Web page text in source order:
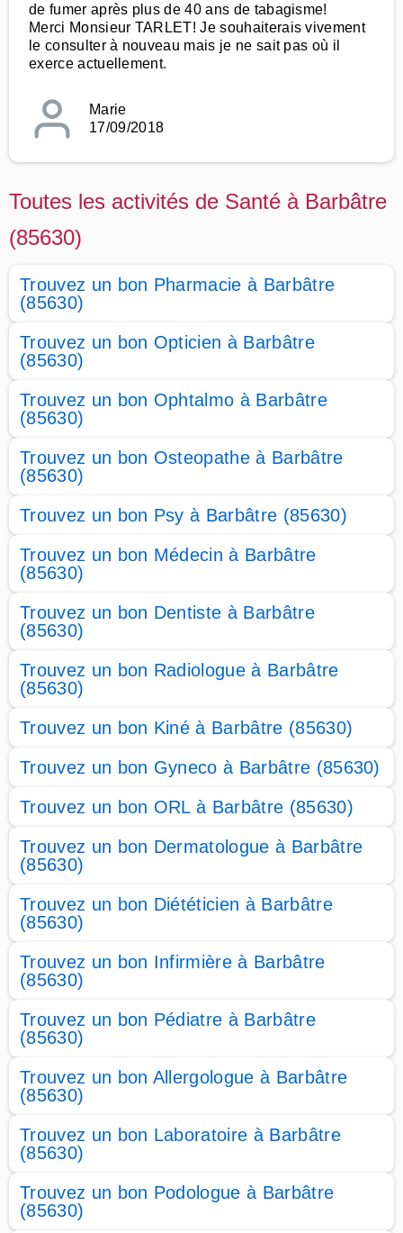
de fumer après plus de 40 ans de tabagisme!
Merci Monsieur TARLET! Je souhaiterais vivement
le consulter à nouveau mais je ne sait pas où il
exerce actuellement.
Marie
17/09/2018
Toutes les activités de Santé à Barbâtre
(85630)
Trouvez un bon Pharmacie à Barbâtre
(85630)
Trouvez un bon Opticien à Barbâtre
(85630)
Trouvez un bon Ophtalmo à Barbâtre
(85630)
Trouvez un bon Osteopathe à Barbâtre
(85630)
Trouvez un bon Psy à Barbâtre (85630)
Trouvez un bon Médecin à Barbâtre
(85630)
Trouvez un bon Dentiste à Barbâtre
(85630)
Trouvez un bon Radiologue à Barbâtre
(85630)
Trouvez un bon Kiné à Barbâtre (85630)
Trouvez un bon Gyneco à Barbâtre (85630)
Trouvez un bon ORL à Barbâtre (85630)
Trouvez un bon Dermatologue à Barbâtre
(85630)
Trouvez un bon Diététicien à Barbâtre
(85630)
Trouvez un bon Infirmière à Barbâtre
(85630)
Trouvez un bon Pédiatre à Barbâtre
(85630)
Trouvez un bon Allergologue à Barbâtre
(85630)
Trouvez un bon Laboratoire à Barbâtre
(85630)
Trouvez un bon Podologue à Barbâtre
(85630)